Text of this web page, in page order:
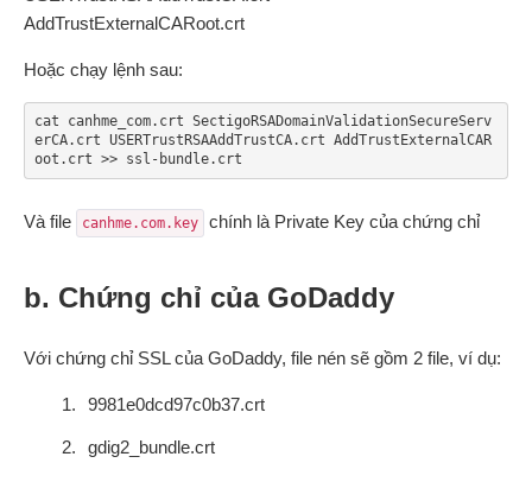
AddTrustExternalCARoot.crt
Hoặc chạy lệnh sau:
cat canhme_com.crt SectigoRSADomainValidationSecureServ
erCA.crt USERTrustRSAAddTrustCA.crt AddTrustExternalCAR
oot.crt >> ssl-bundle.crt
Và file canhme.com.key chính là Private Key của chứng chỉ
b. Chứng chỉ của GoDaddy
Với chứng chỉ SSL của GoDaddy, file nén sẽ gồm 2 file, ví dụ:
9981e0dcd97c0b37.crt
gdig2_bundle.crt